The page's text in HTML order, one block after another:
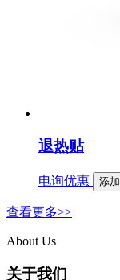
退热贴
电询优惠 添
查看更多>>
About Us
关于我们